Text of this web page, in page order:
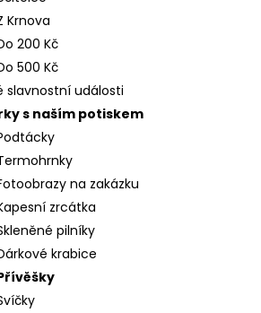
Krnova
200 Kč
500 Kč
slavnostní události
s naším potiskem
na zakázku
zrcátka
pilníky
krabice
LŽIČKA - NA ZAKÁZKU 17